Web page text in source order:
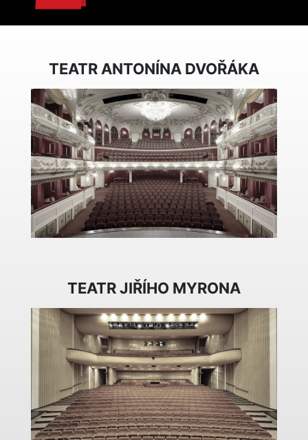
TEATR ANTONÍNA DVOŘÁKA
TEATR JIŘÍHO MYRONA